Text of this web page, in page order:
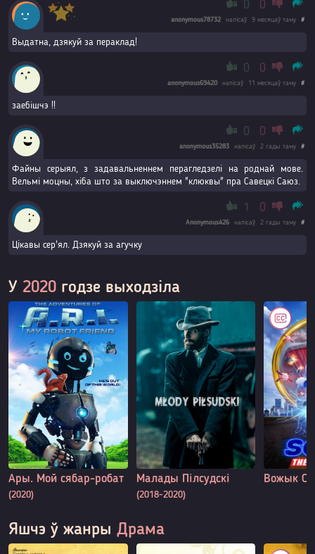
0 0
anonymous78732 напісаў 9 месяцаў таму #
Выдатна, дзякуй за пераклад!
0 0
anonymous69420 напісаў 11 месяцаў таму #
заебішчэ !!
0 0
anonymous35283 напісаў 2 гады таму #
Файны серыял, з задавальненнем перагледзелі на роднай мове.
Вельмі моцны, хіба што за выключэннем "клюквы" пра Савецкі Саюз.
1 0
Anonymous426 напісаў 2 гады таму #
Цiкавы сер'ял. Дзякуй за агучку
У 2020 годзе выходзіла
Ары. Мой сябар-робат
(2020)
Малады Пілсудскі
(2018-2020)
Вожык
Яшчэ ў жанры Драма